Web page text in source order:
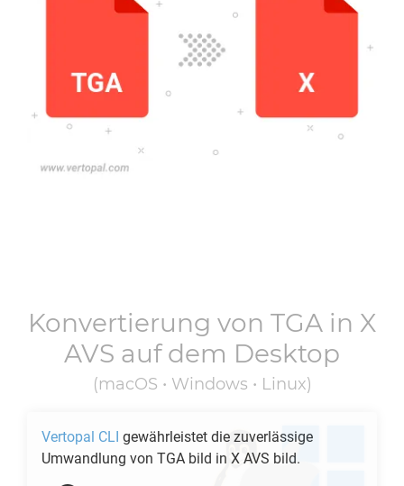
Konvertierung von TGA in X
AVS auf dem Desktop
(macOS • Windows • Linux)
Vertopal CLI gewährleistet die zuverlässige
Umwandlung von TGA bild in X AVS bild.